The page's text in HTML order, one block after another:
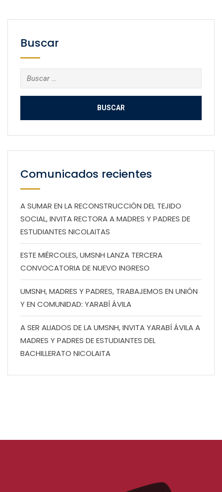
Buscar
Buscar:
Comunicados recientes
A SUMAR EN LA RECONSTRUCCIÓN DEL TEJIDO
SOCIAL, INVITA RECTORA A MADRES Y PADRES DE
ESTUDIANTES NICOLAITAS
ESTE MIÉRCOLES, UMSNH LANZA TERCERA
CONVOCATORIA DE NUEVO INGRESO
UMSNH, MADRES Y PADRES, TRABAJEMOS EN UNIÓN
Y EN COMUNIDAD: YARABÍ ÁVILA
A SER ALIADOS DE LA UMSNH, INVITA YARABÍ ÁVILA A
MADRES Y PADRES DE ESTUDIANTES DEL
BACHILLERATO NICOLAITA